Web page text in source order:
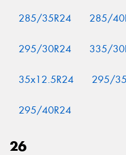
285/35R24 285/
295/30R24 335/
35x12.5R24 295/
295/40R24
26